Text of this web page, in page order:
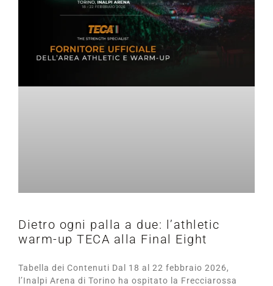
Dietro ogni palla a due: l’athletic
warm-up TECA alla Final Eight
Tabella dei Contenuti Dal 18 al 22 febbraio 2026,
l’Inalpi Arena di Torino ha ospitato la Frecciarossa